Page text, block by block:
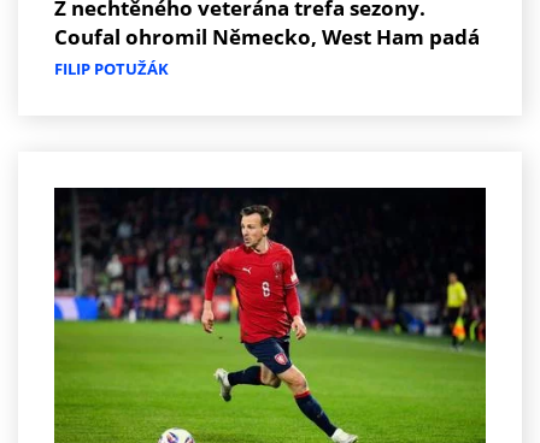
Z nechtěného veterána trefa sezony.
Coufal ohromil Německo, West Ham padá
FILIP POTUŽÁK